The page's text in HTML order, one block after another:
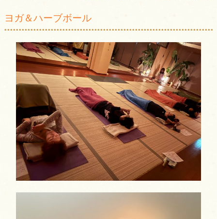
ヨガ＆ハーブボール